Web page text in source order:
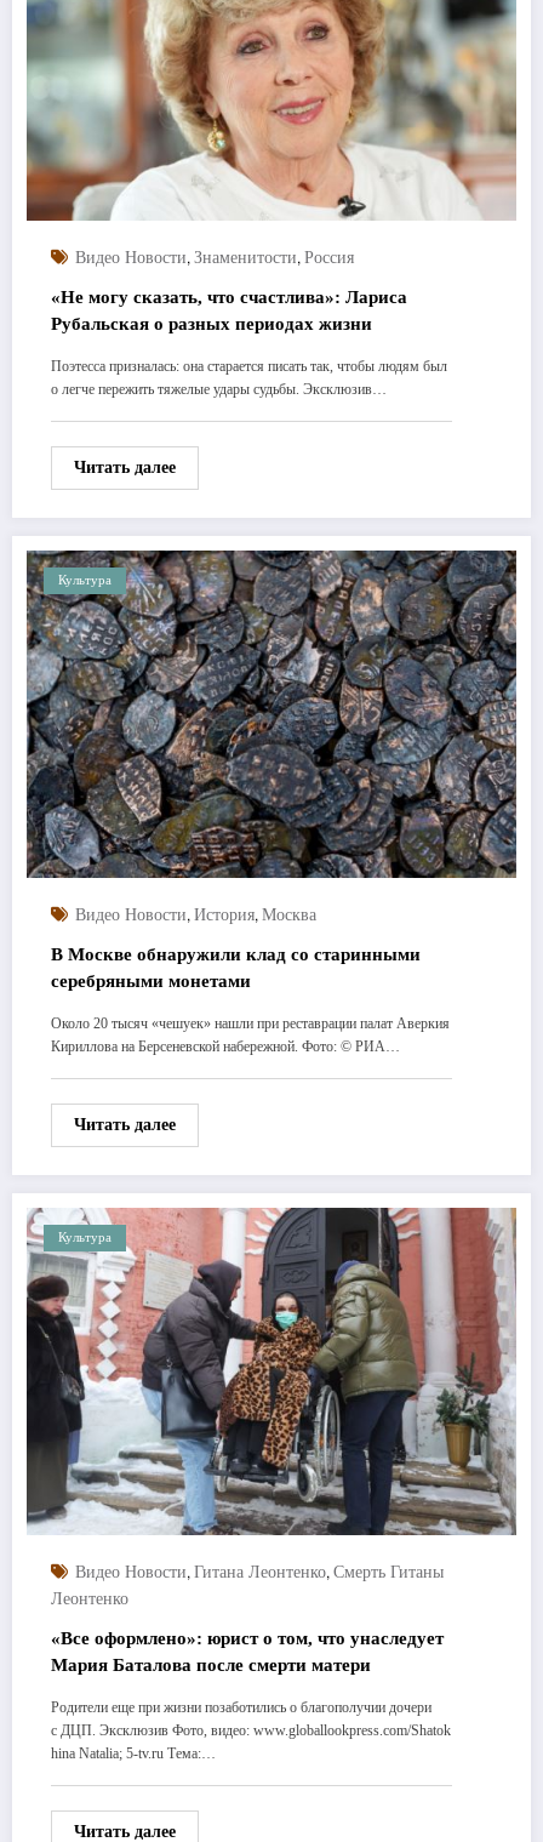
Видео Новости, Знаменитости, Россия
«Не могу сказать, что счастлива»: Лариса
Рубальская о разных периодах жизни
Поэтесса призналась: она старается писать так, чтобы людям был
о легче пережить тяжелые удары судьбы. Эксклюзив…
Читать далее
Культура
Видео Новости, История, Москва
В Москве обнаружили клад со старинными
серебряными монетами
Около 20 тысяч «чешуек» нашли при реставрации палат Аверкия
Кириллова на Берсеневской набережной. Фото: © РИА…
Читать далее
Культура
Видео Новости, Гитана Леонтенко, Смерть Гитаны
Леонтенко
«Все оформлено»: юрист о том, что унаследует
Мария Баталова после смерти матери
Родители еще при жизни позаботились о благополучии дочери
с ДЦП. Эксклюзив Фото, видео: www.globallookpress.com/Shatok
hina Natalia; 5-tv.ru Тема:…
Читать далее